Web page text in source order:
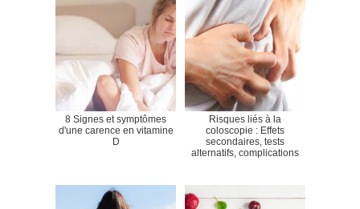
8 Signes et symptômes
d'une carence en vitamine
D
Risques liés à la
coloscopie : Effets
secondaires, tests
alternatifs, complications